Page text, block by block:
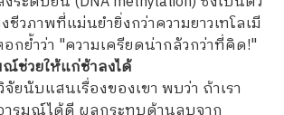
ชีวภาพที่แม่นยำยิ่งกว่าความยาวเทโลเมี
กย้ำว่า "ความเครียดน่ากลัวกว่าที่คิด!"
ช่วยให้แก่ช้าลงได้
ยนับแสนเรื่องของเขา พบว่า ถ้าเรา